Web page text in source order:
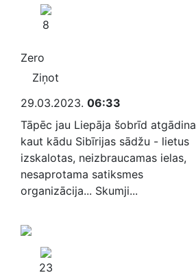
8
Zero
Ziņot
29.03.2023. 06:33
Tāpēc jau Liepāja šobrīd atgādina
kaut kādu Sibīrijas sādžu - lietus
izskalotas, neizbraucamas ielas,
nesaprotama satiksmes
organizācija... Skumji...
23